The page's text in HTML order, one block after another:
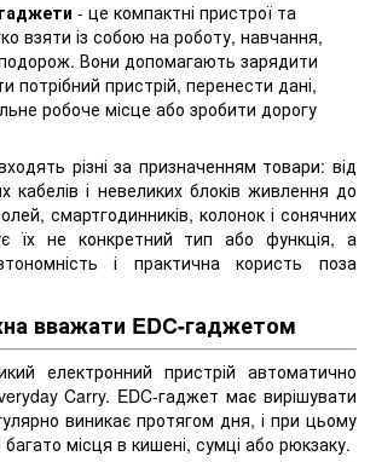
- це компактні пристрої та
взяти із собою на роботу, навчання,
Вони допомагають зарядити
потрібний пристрій, перенести дані,
робоче місце або зробити дорогу
різні за призначенням товари: від
кабелів і невеликих блоків живлення до
смартгодинників, колонок і сонячних
їх не конкретний тип або функція, а
і практична користь поза
вважати EDC-гаджетом
електронний пристрій автоматично
Carry. EDC-гаджет має вирішувати
виникає протягом дня, і при цьому
місця в кишені, сумці або рюкзаку.